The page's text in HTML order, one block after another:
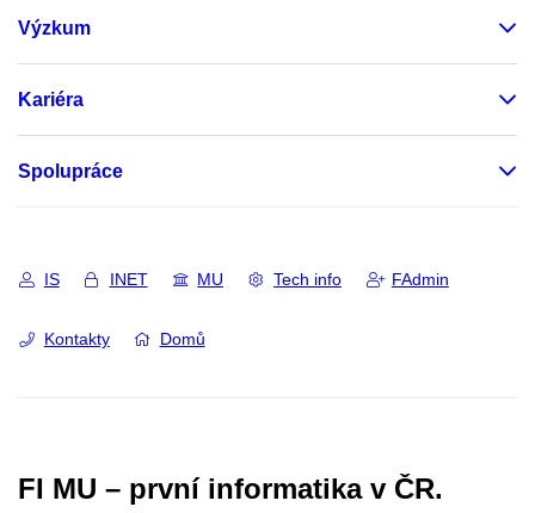
Výzkum
Kariéra
Spolupráce
IS INET MU Tech info FAdmin
Kontakty Domů
FI MU – první informatika v ČR.